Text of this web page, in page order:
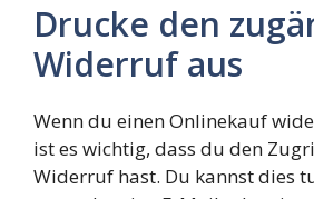
Drucke den
Widerruf aus
Wenn du einen Onlinekauf
ist es wichtig, dass du den
Widerruf hast. Du kannst dies